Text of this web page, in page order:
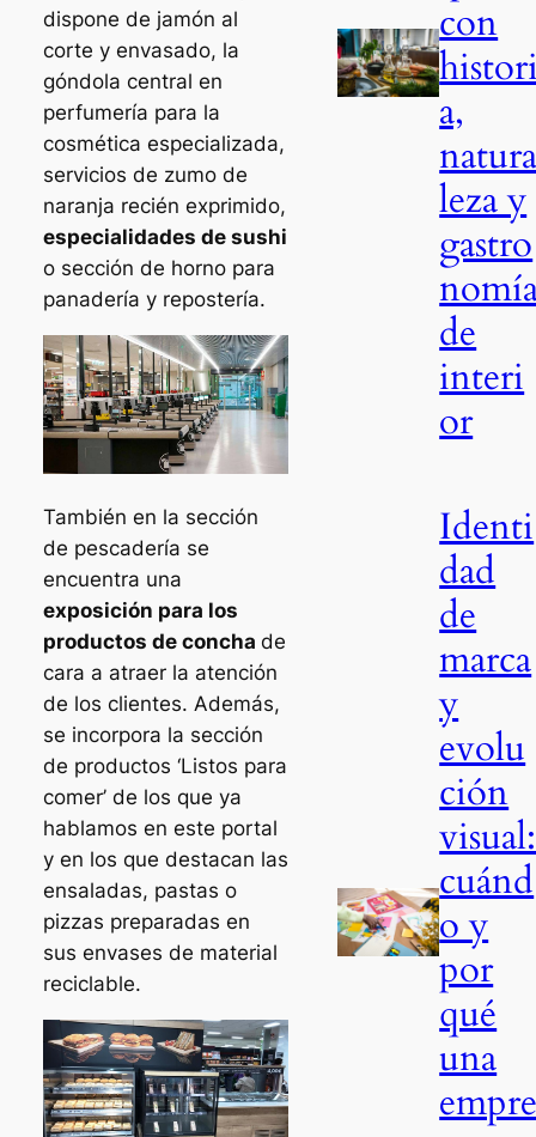
dispone de jamón al
corte y envasado, la
góndola central en
perfumería para la
cosmética especializada,
servicios de zumo de
naranja recién exprimido,
especialidades de sushi
o sección de horno para
panadería y repostería.
También en la sección
de pescadería se
encuentra una
exposición para los
productos de concha de
cara a atraer la atención
de los clientes. Además,
se incorpora la sección
de productos ‘Listos para
comer’ de los que ya
hablamos en este portal
y en los que destacan las
ensaladas, pastas o
pizzas preparadas en
sus envases de material
reciclable.
con
a,
leza y
gastro
de
interi
or
Identi
dad
de
marca
y
evolu
ción
visual:
cuánd
o y
por
qué
una